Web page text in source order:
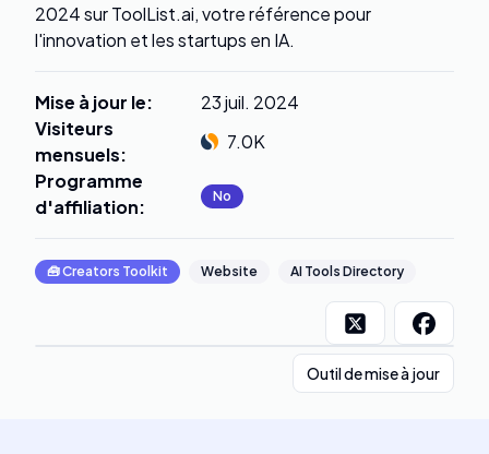
2024 sur ToolList.ai, votre référence pour
l'innovation et les startups en IA.
Mise à jour le:
23 juil. 2024
Visiteurs
mensuels:
7.0K
Programme
d'affiliation: No
🧰Creators Toolkit Website AI Tools Directory
Outil de mise à jour